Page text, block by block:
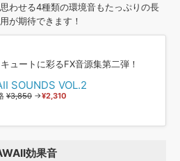
音素材の制作・ライセンス提供
わせる4種類の環境音もたっぷりの長
が期待できます！
ュートに彩るFX音源集第二弾！
SOUNDS VOL.2
¥3,850 →¥2,310
効果音